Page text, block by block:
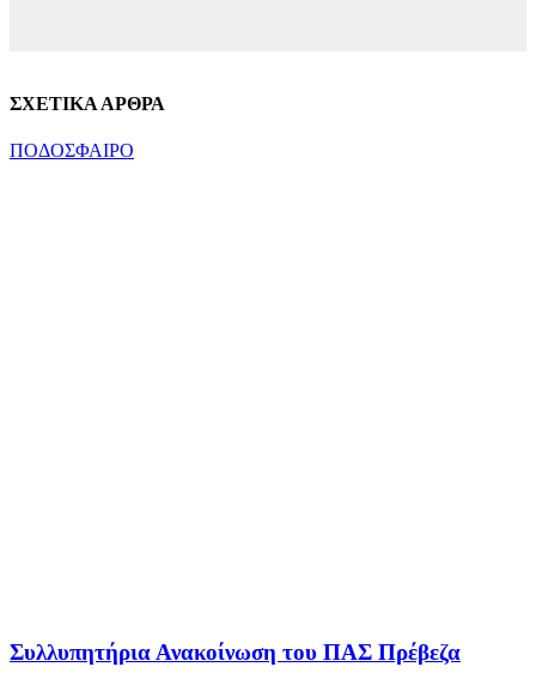
ΣΧΕΤΙΚΑ ΑΡΘΡΑ
ΠΟΔΟΣΦΑΙΡΟ
Συλλυπητήρια Ανακοίνωση του ΠΑΣ Πρέβεζα